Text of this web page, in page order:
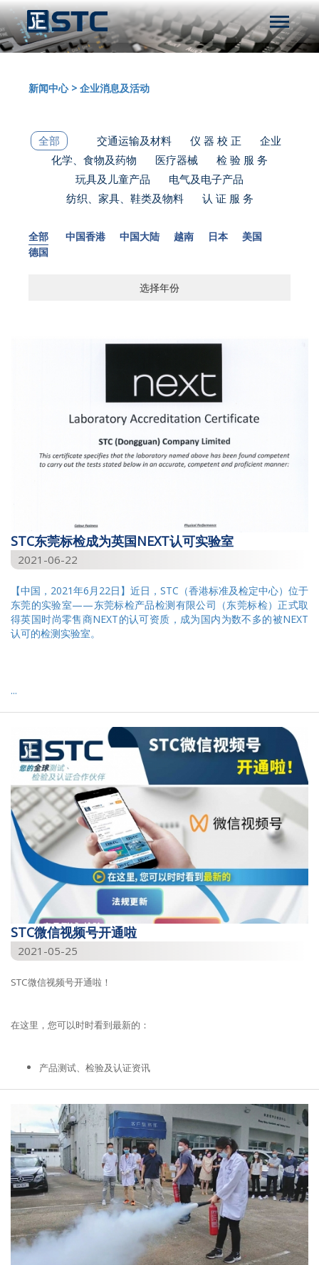
新闻中心 >企业消息及活动
全部 交通运输及材料 仪 器 校 正
企业
化学、食物及药物
医疗器械
检 验 服 务
玩具及儿童产品
电气及电子产品
纺织、家具、鞋类及物料
认 证 服 务
全部 中国香港 中国大陆 越南 日本
美国
德国
选择年份
2024
2023
2022
2016
2011
2009
STC东莞标检成为英国NEXT认可实验室
2021-06-22
【中国，2021年6月22日】近日，STC（香港标准及检定中心）位于
东莞的实验室——东莞标检产品检测有限公司（东莞标检）正式取
得英国时尚零售商NEXT的认可资质，成为国内为数不多的被NEXT
认可的检测实验室。
...
STC微信视频号开通啦
2021-05-25
STC微信视频号开通啦！
在这里，您可以时时看到最新的：
产品测试、检验及认证资讯